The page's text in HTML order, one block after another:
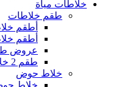
خلاطات مياة
طقم خلاطات
أطقم
أطقم
عروض
طقم 2 خلاط ومسطرة
خلاط حوض
خلاط